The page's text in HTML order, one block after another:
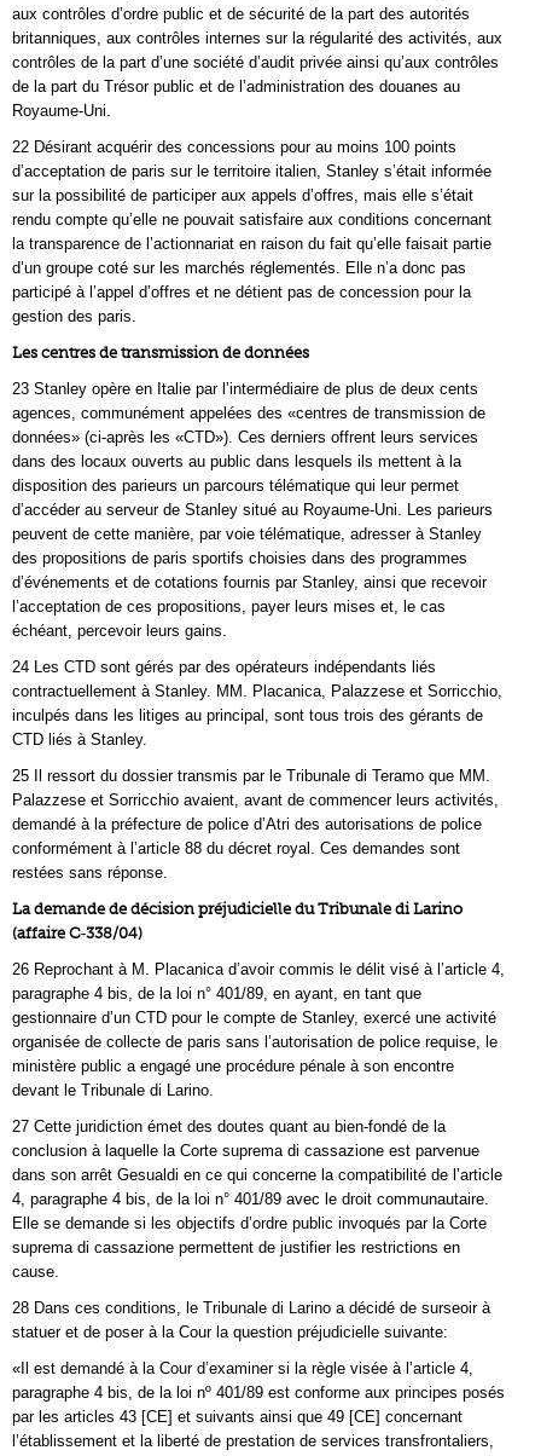
aux contrôles d’ordre public et de sécurité de la part des autorités
britanniques, aux contrôles internes sur la régularité des activités, aux
contrôles de la part d’une société d’audit privée ainsi qu’aux contrôles
de la part du Trésor public et de l’administration des douanes au
Royaume‑Uni.
22 Désirant acquérir des concessions pour au moins 100 points
d’acceptation de paris sur le territoire italien, Stanley s’était informée
sur la possibilité de participer aux appels d’offres, mais elle s’était
rendu compte qu’elle ne pouvait satisfaire aux conditions concernant
la transparence de l’actionnariat en raison du fait qu’elle faisait partie
d’un groupe coté sur les marchés réglementés. Elle n’a donc pas
participé à l’appel d’offres et ne détient pas de concession pour la
gestion des paris.
Les centres de transmission de données
23 Stanley opère en Italie par l’intermédiaire de plus de deux cents
agences, communément appelées des «centres de transmission de
données» (ci‑après les «CTD»). Ces derniers offrent leurs services
dans des locaux ouverts au public dans lesquels ils mettent à la
disposition des parieurs un parcours télématique qui leur permet
d’accéder au serveur de Stanley situé au Royaume‑Uni. Les parieurs
peuvent de cette manière, par voie télématique, adresser à Stanley
des propositions de paris sportifs choisies dans des programmes
d’événements et de cotations fournis par Stanley, ainsi que recevoir
l’acceptation de ces propositions, payer leurs mises et, le cas
échéant, percevoir leurs gains.
24 Les CTD sont gérés par des opérateurs indépendants liés
contractuellement à Stanley. MM. Placanica, Palazzese et Sorricchio,
inculpés dans les litiges au principal, sont tous trois des gérants de
CTD liés à Stanley.
25 Il ressort du dossier transmis par le Tribunale di Teramo que MM.
Palazzese et Sorricchio avaient, avant de commencer leurs activités,
demandé à la préfecture de police d’Atri des autorisations de police
conformément à l’article 88 du décret royal. Ces demandes sont
restées sans réponse.
La demande de décision préjudicielle du Tribunale di Larino
(affaire C‑338/04)
26 Reprochant à M. Placanica d’avoir commis le délit visé à l’article 4,
paragraphe 4 bis, de la loi n° 401/89, en ayant, en tant que
gestionnaire d’un CTD pour le compte de Stanley, exercé une activité
organisée de collecte de paris sans l’autorisation de police requise, le
ministère public a engagé une procédure pénale à son encontre
devant le Tribunale di Larino.
27 Cette juridiction émet des doutes quant au bien-fondé de la
conclusion à laquelle la Corte suprema di cassazione est parvenue
dans son arrêt Gesualdi en ce qui concerne la compatibilité de l’article
4, paragraphe 4 bis, de la loi n° 401/89 avec le droit communautaire.
Elle se demande si les objectifs d’ordre public invoqués par la Corte
suprema di cassazione permettent de justifier les restrictions en
cause.
28 Dans ces conditions, le Tribunale di Larino a décidé de surseoir à
statuer et de poser à la Cour la question préjudicielle suivante:
«Il est demandé à la Cour d’examiner si la règle visée à l’article 4,
paragraphe 4 bis, de la loi nº 401/89 est conforme aux principes posés
par les articles 43 [CE] et suivants ainsi que 49 [CE] concernant
l’établissement et la liberté de prestation de services transfrontaliers,